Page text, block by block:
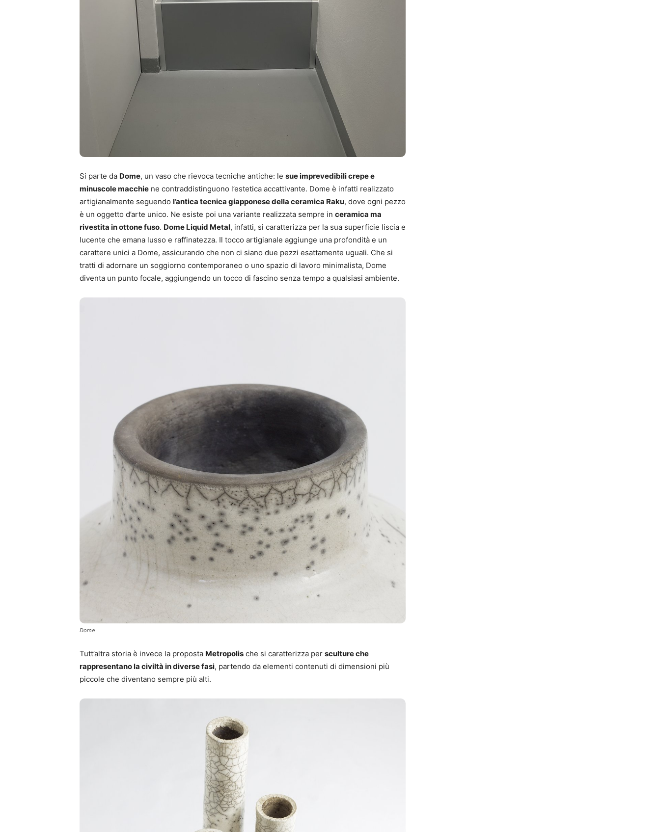
Si parte da Dome, un vaso che rievoca tecniche antiche: le sue imprevedibili crepe e
minuscole macchie ne contraddistinguono l’estetica accattivante. Dome è infatti realizzato
artigianalmente seguendo l’antica tecnica giapponese della ceramica Raku, dove ogni pezzo
è un oggetto d’arte unico. Ne esiste poi una variante realizzata sempre in ceramica ma
rivestita in ottone fuso. Dome Liquid Metal, infatti, si caratterizza per la sua superficie liscia e
lucente che emana lusso e raffinatezza. Il tocco artigianale aggiunge una profondità e un
carattere unici a Dome, assicurando che non ci siano due pezzi esattamente uguali. Che si
tratti di adornare un soggiorno contemporaneo o uno spazio di lavoro minimalista, Dome
diventa un punto focale, aggiungendo un tocco di fascino senza tempo a qualsiasi ambiente.
Dome
Tutt’altra storia è invece la proposta Metropolis che si caratterizza per sculture che
rappresentano la civiltà in diverse fasi, partendo da elementi contenuti di dimensioni più
piccole che diventano sempre più alti.